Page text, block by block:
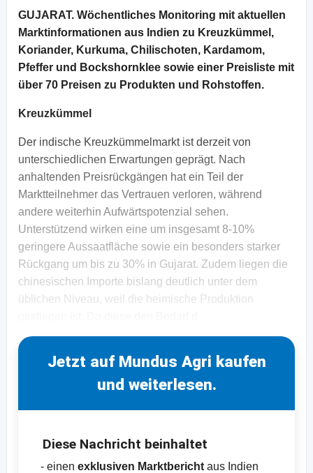
GUJARAT. Wöchentliches Monitoring mit aktuellen
Marktinformationen aus Indien zu Kreuzkümmel,
Koriander, Kurkuma, Chilischoten, Kardamom,
Pfeffer und Bockshornklee sowie einer Preisliste mit
über 70 Preisen zu Produkten und Rohstoffen.
Kreuzkümmel
Der indische Kreuzkümmelmarkt ist derzeit von
unterschiedlichen Erwartungen geprägt. Nach
anhaltenden Preisrückgängen hat ein Teil der
Marktteilnehmer das Vertrauen verloren, während
andere weiterhin Aufwärtspotenzial sehen.
Unterstützend wirken eine um insgesamt 8-10%
geringere Aussaatfläche sowie ein besonders starker
Rückgang um bis zu 30% in Gujarat. Zudem liegen die
chinesischen Importe bislang deutlich unter dem
üblichen Niveau, weil die heimische Produktion
Jetzt auf Mundus Agri kaufen
und weiterlesen.
Diese Nachricht beinhaltet
- einen exklusiven Marktbericht aus Indien